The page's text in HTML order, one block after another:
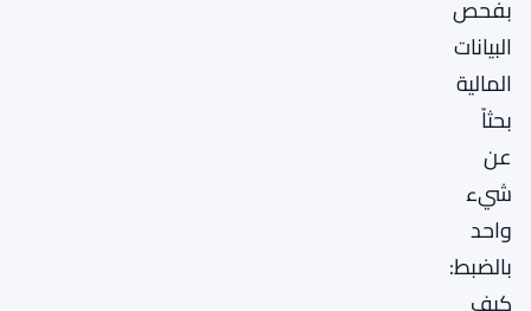
بفحص
البيانات
المالية
بحثاً
عن
شيء
واحد
بالضبط:
كيف